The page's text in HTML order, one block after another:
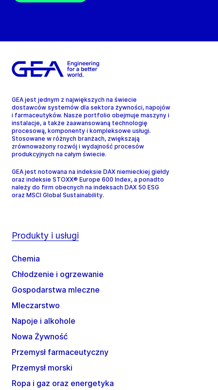
GEA jest jednym z największych na świecie
dostawców systemów dla sektora żywności, napojów
i farmaceutyków. Nasze portfolio obejmuje maszyny i
instalacje, a także zaawansowaną technologię
procesową, komponenty i kompleksowe usługi.
Stosowane w różnych branżach, zwiększają
zrównoważony rozwój i wydajność procesów
produkcyjnych na całym świecie.
GEA jest notowana na indeksie DAX niemieckiej giełdy
oraz indeksie STOXX® Europe 600 Index, a ponadto
należy do firm obecnych na indeksach DAX 50 ESG
oraz MSCI Global Sustainability.
Produkty i usługi
Chemia
Chłodzenie i ogrzewanie
Gospodarstwa mleczne
Mleczarstwo
Napoje i alkohole
Nowa Żywność
Przemysł farmaceutyczny
Przemysł morski
Ropa i gaz oraz energetyka